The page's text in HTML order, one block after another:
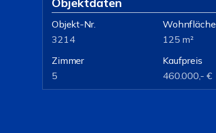
Objekt-Nr.
3214
Wohnfläche
125 m²
Zimmer
5
Kaufpreis
460.000,- €